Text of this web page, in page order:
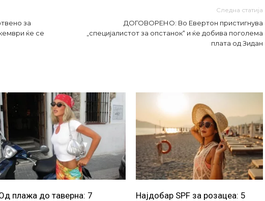
за
ќе се
Следна статија
ДОГОВОРЕНО: Во Евертон пристигнува
„специјалистот за опстанок“ и ќе добива поголема
плата од Зидан
плажа до таверна: 7
Најдобар SPF за розацеа: 5